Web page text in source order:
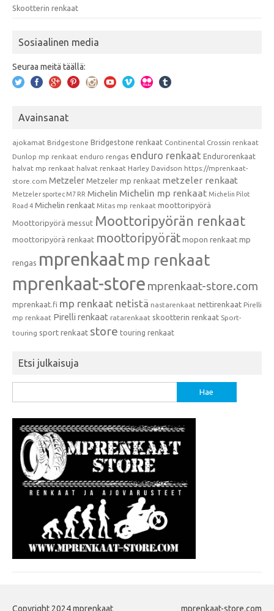
Skootterin renkaat
Sosiaalinen media
Seuraa meitä täällä:
Avainsanat
ajokamat Bridgestone Bridgestone renkaat Continental Crossin renkaat
Dunlop mp renkaat enduro rengas enduro renkaat Endurorenkaat
halvat mp renkaat halvat renkaat Harley Davidson https://mprenkaat-
store.com Metzeler Metzeler mp renkaat metzeler renkaat
Metzeler sportec M7 RR Michelin Michelin mp renkaat Michelin Pilot
Road 4 Michelin renkaat Mitas mp renkaat moottoripyörä
Moottoripyörä messut Moottoripyörän renkaat
moottoripyörä renkaat moottoripyörät mopon renkaat mp
rengas mprenkaat mp renkaat
mprenkaat-store mprenkaat-store.com
mprenkaat.fi mp renkaat netistä nastarenkaat nettirenkaat Pirelli
mp renkaat Pirelli renkaat ratarenkaat skootterin renkaat Sport-
touring sport renkaat store touring renkaat
Etsi julkaisuja
Copyright 2024 mprenkaat mprenkaat-store.com